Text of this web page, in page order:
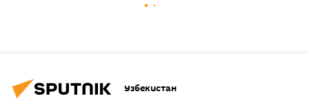
Узбекистан